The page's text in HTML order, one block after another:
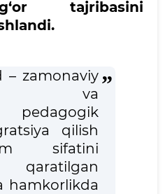
tajribasini
– zamonaviy
va
qilish
sifatini
hamkorlikda